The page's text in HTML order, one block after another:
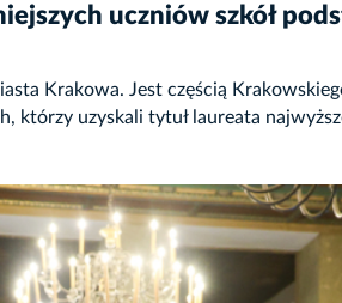
uczniów szkół
Krakowa. Jest częścią
którzy uzyskali tytuł laureata